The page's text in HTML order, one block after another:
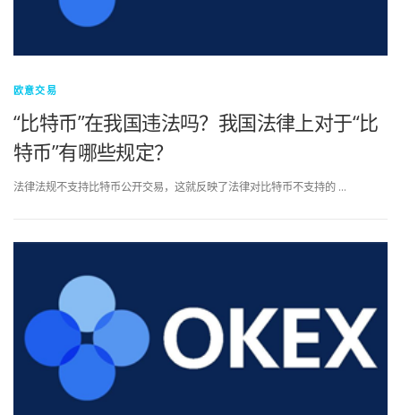
欧意交易
“比特币”在我国违法吗？我国法律上对于“比
特币”有哪些规定？
法律法规不支持比特币公开交易，这就反映了法律对比特币不支持的 …